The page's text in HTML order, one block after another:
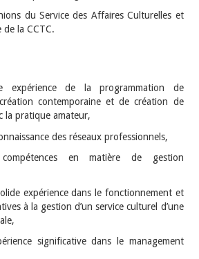
du Service des Affaires Culturelles et
de la CCTC.
expérience de la programmation de
contemporaine et de création de
la pratique amateur,
des réseaux professionnels,
en matière de gestion
expérience dans le fonctionnement et
à la gestion d’un service culturel d’une
significative dans le management